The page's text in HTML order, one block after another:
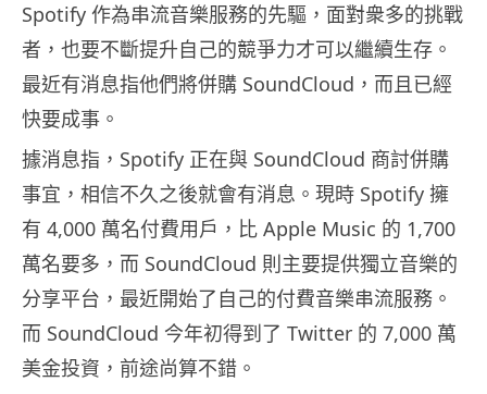
Spotify 作為串流音樂服務的先驅，面對衆多的挑戰
者，也要不斷提升自己的競爭力才可以繼續生存。
最近有消息指他們將併購 SoundCloud，而且已經
快要成事。
據消息指，Spotify 正在與 SoundCloud 商討併購
事宜，相信不久之後就會有消息。現時 Spotify 擁
有 4,000 萬名付費用戶，比 Apple Music 的 1,700
萬名要多，而 SoundCloud 則主要提供獨立音樂的
分享平台，最近開始了自己的付費音樂串流服務。
而 SoundCloud 今年初得到了 Twitter 的 7,000 萬
美金投資，前途尚算不錯。